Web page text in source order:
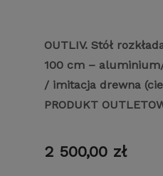
OUTLIV. Stół
100 cm –
/ imitacja drewna
PRODUKT
2 500,00 zł